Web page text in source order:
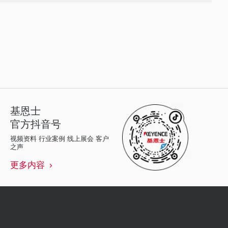
基恩士
官方抖音号
视频资料 行业案例 线上展会 客户
之声
更多内容